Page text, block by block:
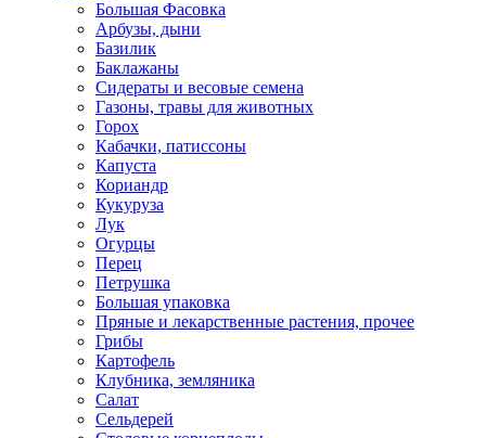
Большая Фасовка
Арбузы, дыни
Базилик
Баклажаны
Сидераты и весовые семена
Газоны, травы для животных
Горох
Кабачки, патиссоны
Капуста
Кориандр
Кукуруза
Лук
Огурцы
Перец
Петрушка
Большая упаковка
Пряные и лекарственные растения, прочее
Грибы
Картофель
Клубника, земляника
Салат
Сельдерей